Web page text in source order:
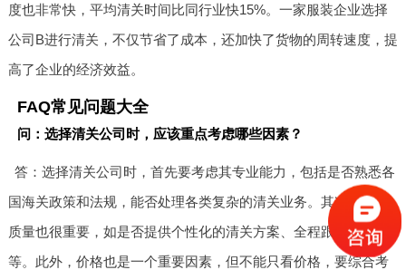
度也非常快，平均清关时间比同行业快15%。一家服装企业选择
公司B进行清关，不仅节省了成本，还加快了货物的周转速度，提
高了企业的经济效益。
FAQ常见问题大全
问：选择清关公司时，应该重点考虑哪些因素？
答：选择清关公司时，首先要考虑其专业能力，包括是否熟悉各
国海关政策和法规，能否处理各类复杂的清关业务。其次，服务
质量也很重要，如是否提供个性化的清关方案、全程跟踪服务
等。此外，价格也是一个重要因素，但不能只看价格，要综合考